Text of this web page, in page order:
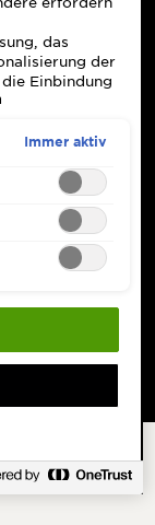
das
der
Einbindung
Cookies
dem Link
Für weitere
Immer aktiv